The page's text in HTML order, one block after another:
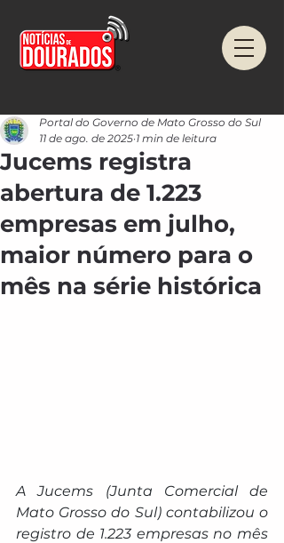
Jucems registra
abertura de 1.223
empresas em julho,
maior número para o
mês na série histórica
Portal do Governo de Mato Grosso do Sul
11 de ago. de 2025 1 min de leitura
A Jucems (Junta Comercial de
Mato Grosso do Sul) contabilizou o
registro de 1.223 empresas no mês